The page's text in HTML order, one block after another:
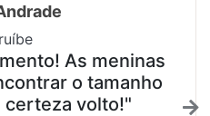
As meninas
o tamanho
volto!"